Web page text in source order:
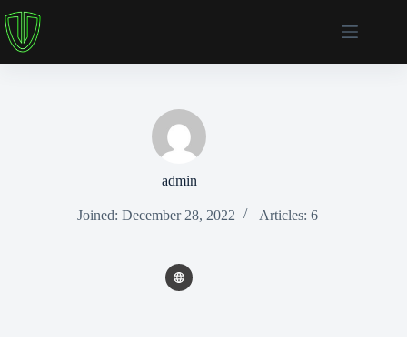
to
content
admin
Joined: December 28, 2022 Articles: 6